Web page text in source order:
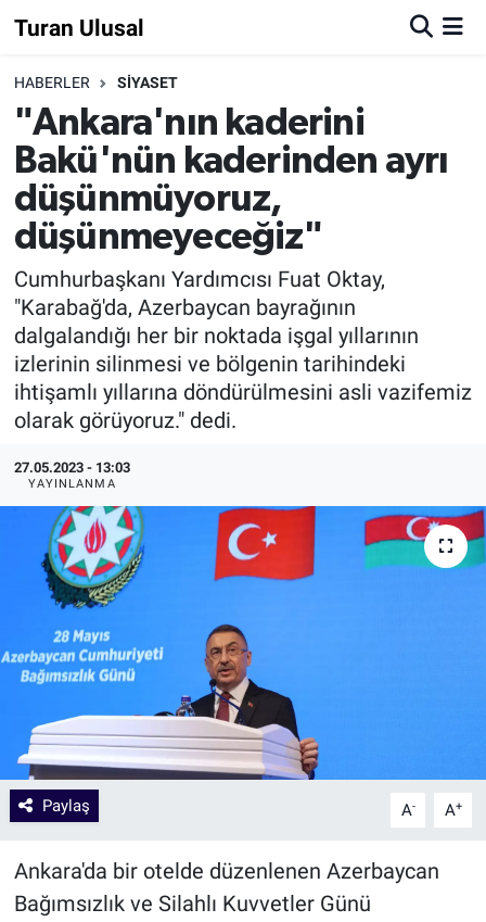
Turan Ulusal
HABERLER SİYASET
"Ankara'nın kaderini
Bakü'nün kaderinden ayrı
düşünmüyoruz,
düşünmeyeceğiz"
Cumhurbaşkanı Yardımcısı Fuat Oktay,
"Karabağ'da, Azerbaycan bayrağının
dalgalandığı her bir noktada işgal yıllarının
izlerinin silinmesi ve bölgenin tarihindeki
ihtişamlı yıllarına döndürülmesini asli vazifemiz
olarak görüyoruz." dedi.
27.05.2023 - 13:03
YAYINLANMA
Paylaş A- A+
Ankara'da bir otelde düzenlenen Azerbaycan
Bağımsızlık ve Silahlı Kuvvetler Günü